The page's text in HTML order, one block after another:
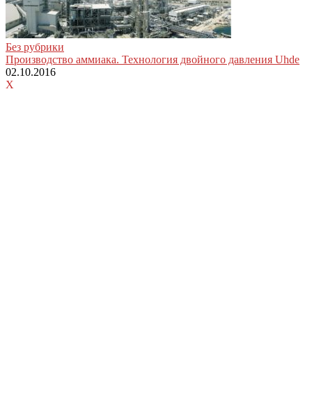
Без рубрики
Производство аммиака. Технология двойного давления Uhde
02.10.2016
X